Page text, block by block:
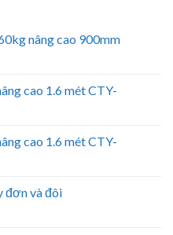
nâng cao 900mm
cao 1.6 mét CTY-
cao 1.6 mét CTY-
đơn và đôi